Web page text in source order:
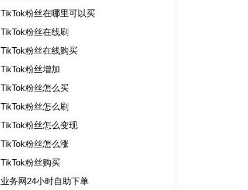
TikTok粉丝在哪里可以买
TikTok粉丝在线刷
TikTok粉丝在线购买
TikTok粉丝增加
TikTok粉丝怎么买
TikTok粉丝怎么刷
TikTok粉丝怎么变现
TikTok粉丝怎么涨
TikTok粉丝购买
业务网24小时自助下单